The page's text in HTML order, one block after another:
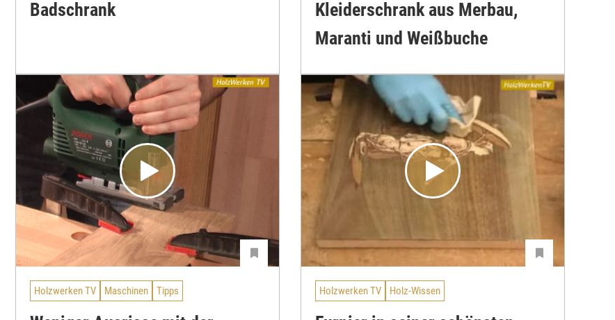
Badschrank
Kleiderschrank aus Merbau,
Maranti und Weißbuche
Holzwerken TV Maschinen Tipps Holzwerken TV Holz-Wissen